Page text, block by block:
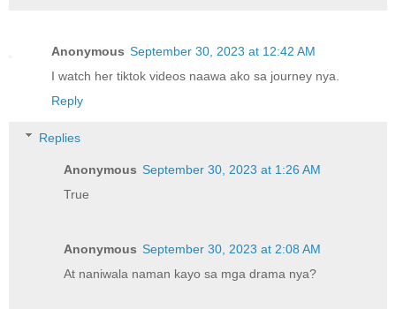
Anonymous September 30, 2023 at 12:42 AM
I watch her tiktok videos naawa ako sa journey nya.
Reply
Replies
Anonymous September 30, 2023 at 1:26 AM
True
Anonymous September 30, 2023 at 2:08 AM
At naniwala naman kayo sa mga drama nya?